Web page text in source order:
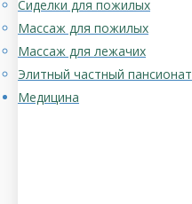
Сиделки для пожилых
Массаж для пожилых
Массаж для лежачих
Элитный частный пансионат
Медицина